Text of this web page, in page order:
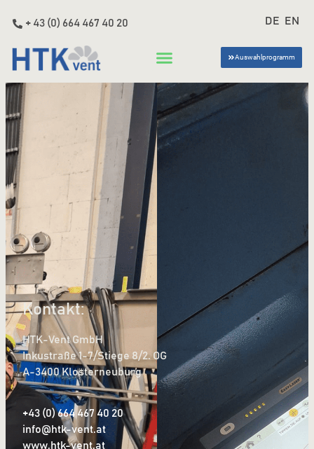
+ 43 (0) 664 467 40 20 DE EN
Auswahlprogramm
Kontakt:
HTK-Vent GmbH
Inkustraße 1-7/Stiege 8/2. OG
A-3400 Klosterneuburg
+43 (0) 664 467 40 20
info@htk-vent.at
www.htk-vent.at